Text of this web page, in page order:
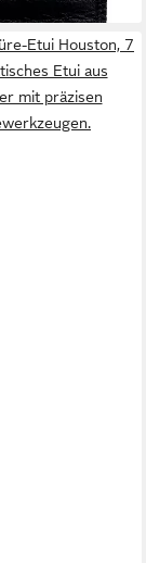
Etui Houston, 7
Etui aus
mit präzisen